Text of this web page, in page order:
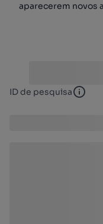
aparecerem novos
ID de pesquisa ID de